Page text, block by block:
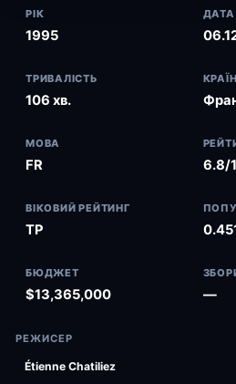
РІК
1995
ДАТА
ТРИВАЛІСТЬ
106 хв.
МОВА
FR 6.8/
ВІКОВИЙ РЕЙТИНГ
TP
БЮДЖЕТ
$13,365,000 —
РЕЖИСЕР
Étienne Chatiliez